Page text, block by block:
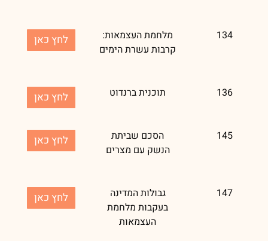
134
מלחמת העצמאות:
קרבות עשרת הימים
לחץ כאן
136 תוכנית ברנדוט לחץ כאן
145
הסכם שביתת
הנשק עם מצרים
לחץ כאן
147
גבולות המדינה
בעקבות מלחמת
העצמאות
לחץ כאן